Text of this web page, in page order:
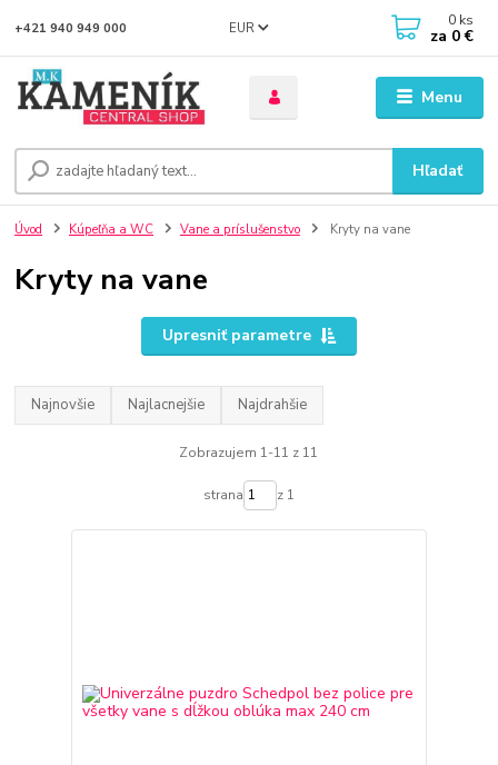
Menu
EUR
Hľadať
+421 940 949 000 0 ks
za 0 €
Úvod Kúpeľňa a WC Vane a príslušenstvo Kryty na vane
Kryty na vane
Upresniť parametre
Najnovšie Najlacnejšie Najdrahšie
Zobrazujem 1-11 z 11
strana z 1